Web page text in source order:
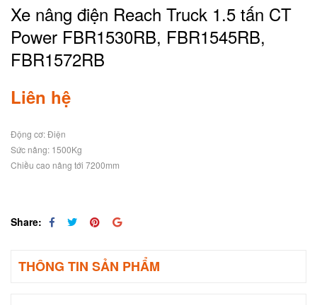
Xe nâng điện Reach Truck 1.5 tấn CT
Power FBR1530RB, FBR1545RB,
FBR1572RB
Liên hệ
Động cơ: Điện
Sức nâng: 1500Kg
Chiều cao nâng tới 7200mm
Share:
THÔNG TIN SẢN PHẨM